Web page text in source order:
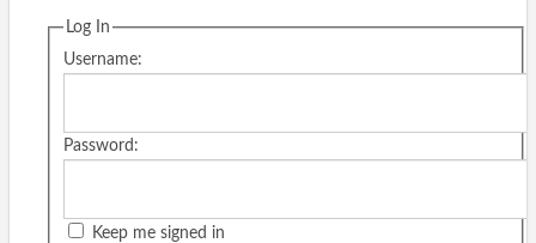
Log In
Username:
Password:
Keep me signed in